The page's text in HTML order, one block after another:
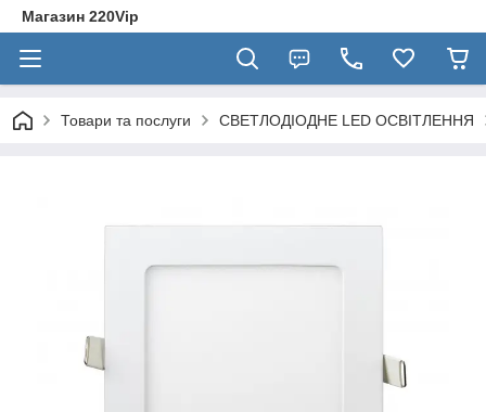
Магазин 220Vip
Товари та послуги СВЕТЛОДІОДНЕ LED ОСВІТЛЕННЯ